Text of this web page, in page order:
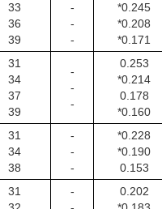
33
36
39
-
-
-
*0.245
*0.208
*0.171
31
34
37
39
-
-
-
0.253
*0.214
0.178
*0.160
31
34
38
-
-
-
*0.228
*0.190
0.153
31
-
0.202